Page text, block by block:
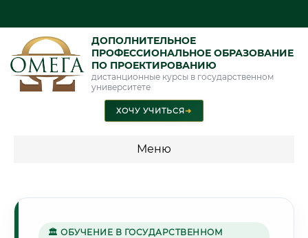
ДОПОЛНИТЕЛЬНОЕ
ПРОФЕССИОНАЛЬНОЕ ОБРАЗОВАНИЕ
ПО ПРОЕКТИРОВАНИЮ
дистанционные курсы в государственном
университете
ХОЧУ УЧИТЬСЯ➜
Меню
🏛 ОБУЧЕНИЕ В ГОСУДАРСТВЕННОМ